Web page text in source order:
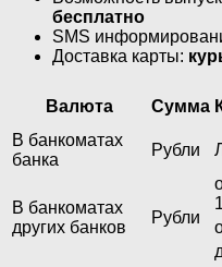
бесплатно
SMS
Доставка карты:
Валюта Сумма
В банкоматах
банка
Рубли
В банкоматах
других банков
Рубли